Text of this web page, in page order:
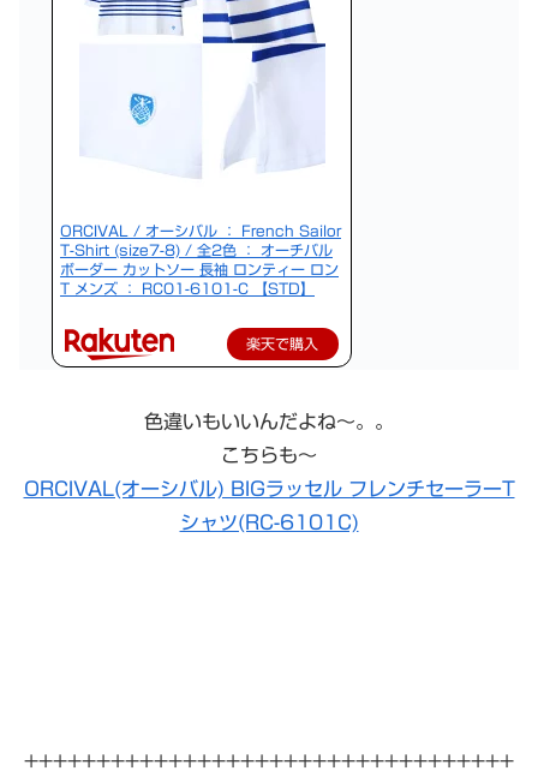
ORCIVAL / オーシバル ： French Sailor
T-Shirt (size7-8) / 全2色 ： オーチバル
ボーダー カットソー 長袖 ロンティー ロン
T メンズ ： RC01-6101-C 【STD】
楽天で購入
色違いもいいんだよね〜。。
こちらも〜
ORCIVAL(オーシバル) BIGラッセル フレンチセーラーT
シャツ(RC-6101C)
++++++++++++++++++++++++++++++++++